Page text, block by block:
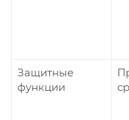
Защитные
функции